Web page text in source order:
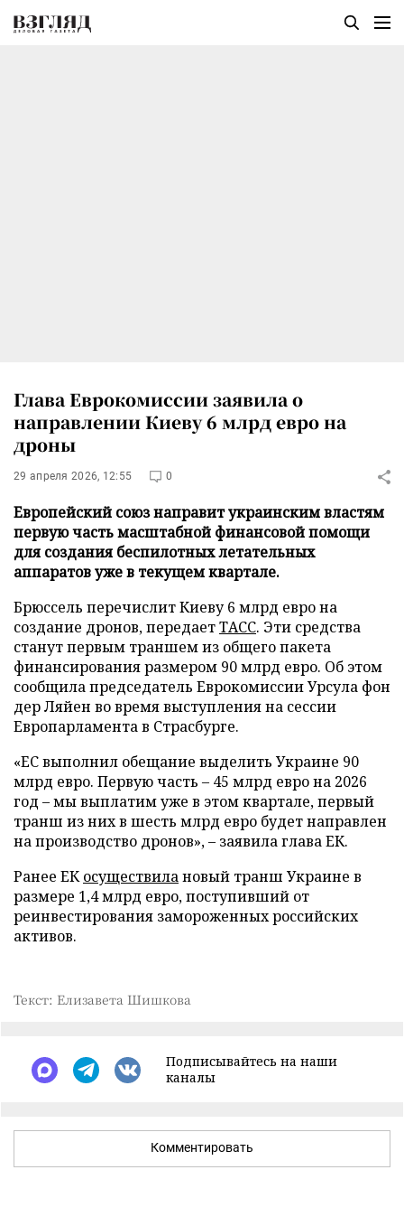
Глава Еврокомиссии заявила о
направлении Киеву 6 млрд евро на
дроны
29 апреля 2026, 12:55 0
Европейский союз направит украинским властям
первую часть масштабной финансовой помощи
для создания беспилотных летательных
аппаратов уже в текущем квартале.
Брюссель перечислит Киеву 6 млрд евро на
создание дронов, передаетТАСС. Эти средства
станут первым траншем из общего пакета
финансирования размером 90 млрд евро. Об этом
сообщила председатель Еврокомиссии Урсула фон
дер Ляйен во время выступления на сессии
Европарламента в Страсбурге.
«ЕС выполнил обещание выделить Украине 90
млрд евро. Первую часть – 45 млрд евро на 2026
год – мы выплатим уже в этом квартале, первый
транш из них в шесть млрд евро будет направлен
на производство дронов», – заявила глава ЕК.
Ранее ЕКосуществилановый транш Украине в
размере 1,4 млрд евро, поступивший от
реинвестирования замороженных российских
активов.
Текст: Елизавета Шишкова
Подписывайтесь на наши
каналы
Комментировать